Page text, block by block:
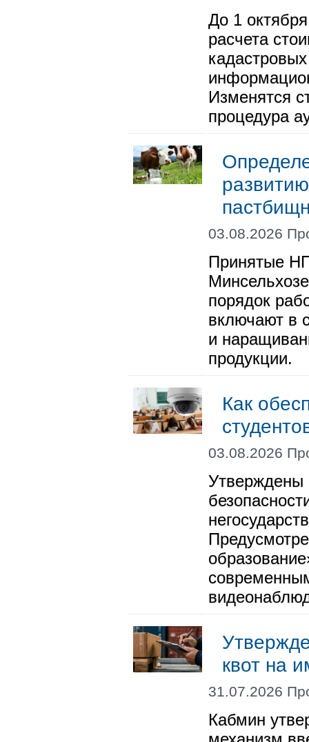
До 1
расчета
Изменятся
процедура
03.08.2026
Принятые
порядок
включают в
и
продукции.
Как
03.08.2026
Утверждены
квот на
31.07.2026
Кабмин